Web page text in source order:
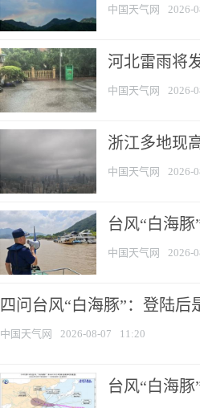
中国天气网 2026-
河北雷雨将
中国天气网 2026-
浙江多地现
中国天气网 2026-
台风“白海
中国天气网 2026-
四问台风“白海豚”：登陆
中国天气网 2026-08-07 11:20
台风“白海